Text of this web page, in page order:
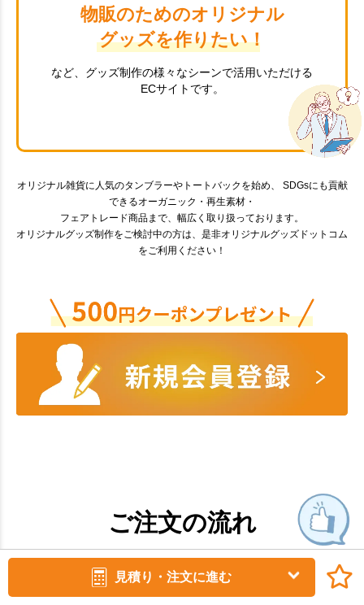
見積り・注文に進む
物販のためのオリジナル
グッズを作りたい！
など、グッズ制作の様々なシーンで活用いただける
ECサイトです。
オリジナル雑貨に人気のタンブラーやトートバックを始め、 SDGsにも貢献
できるオーガニック・再生素材・
フェアトレード商品まで、幅広く取り扱っております。
オリジナルグッズ制作をご検討中の方は、是非オリジナルグッズドットコム
をご利用ください！
ご注文の流れ
名入れありのご注文